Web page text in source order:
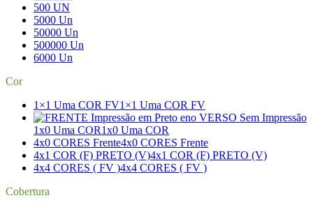
500 UN
5000 Un
50000 Un
500000 Un
6000 Un
Cor
1×1 Uma COR FV1×1 Uma COR FV
1x0 Uma COR1x0 Uma COR
4x0 CORES Frente4x0 CORES Frente
4x1 COR (F) PRETO (V)4x1 COR (F) PRETO (V)
4x4 CORES ( FV )4x4 CORES ( FV )
Cobertura